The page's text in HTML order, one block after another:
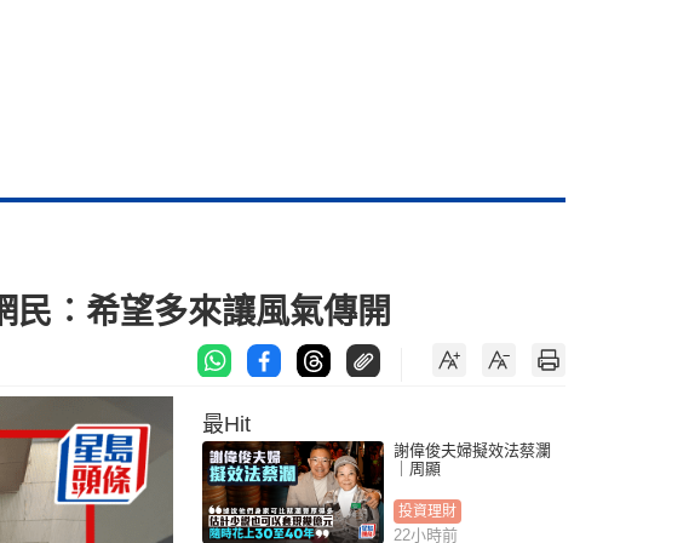
民︰希望多來讓風氣傳開
最Hit
謝偉俊夫婦擬效法蔡瀾
｜周顯
投資理財
22小時前